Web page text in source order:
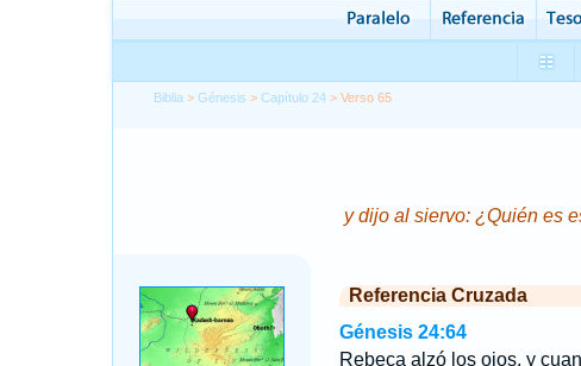
Biblia >Génesis >Capítulo 24 > Verso 65
y dijo al siervo: ¿Quién es
Referencia Cruzada
Génesis 24:64
Rebeca alzó los ojos, y